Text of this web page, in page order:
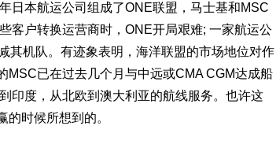
本航运公司组成了ONE联盟，马士基和MSC
客户转换运营商时，ONE开局艰难; 一家航运公
其机队。有迹象表明，海洋联盟的市场地位对作
MSC已在过去几个月与中远或CMA CGM达成船
印度，从北欧到澳大利亚的航线服务。也许这
时候所想到的。